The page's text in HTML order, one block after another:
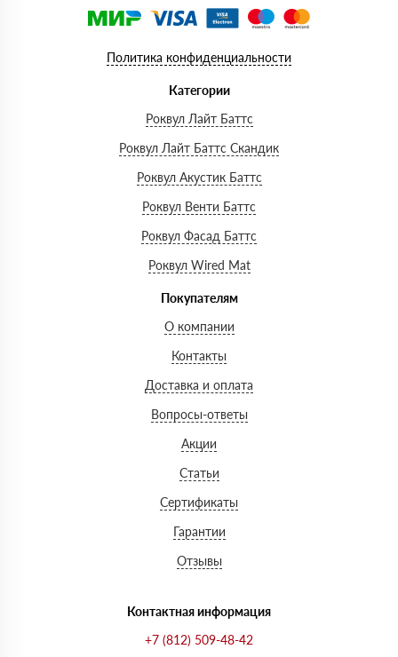
Политика конфиденциальности
Категории
Роквул Лайт Баттс
Роквул Лайт Баттс Скандик
Роквул Акустик Баттс
Роквул Венти Баттс
Роквул Фасад Баттс
Роквул Wired Mat
Покупателям
О компании
Контакты
Доставка и оплата
Вопросы-ответы
Акции
Статьи
Сертификаты
Гарантии
Отзывы
Контактная информация
+7 (812) 509-48-42